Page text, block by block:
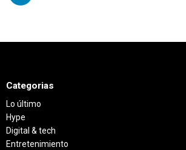
Categorias
Lo último
Hype
Digital & tech
Entretenimiento